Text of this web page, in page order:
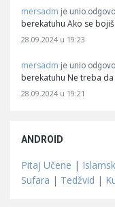
mersadm je unio
berekatuhu Ako se
28.09.2024 u 19:23
mersadm je unio
berekatuhu Ne treba
28.09.2024 u 19:21
ANDROID
Pitaj Učene |
Sufara | Tedžvid |